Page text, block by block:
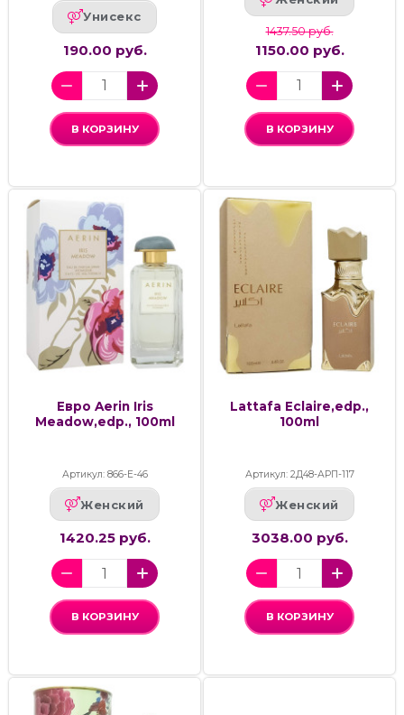
Унисекс
190.00 руб.
В КОРЗИНУ
1437.50 руб.
1150.00 руб.
В КОРЗИНУ
Евро Aerin Iris
Meadow,edp., 100ml
Артикул: 866-Е-46
Женский
1420.25 руб.
В КОРЗИНУ
Lattafa Eclaire,edp.,
100ml
Артикул: 2Д48-АРП-117
Женский
3038.00 руб.
В КОРЗИНУ